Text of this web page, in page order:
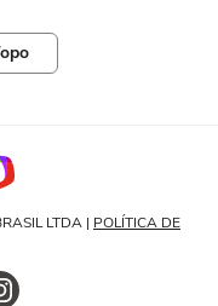
LTDA | POLÍTICA DE